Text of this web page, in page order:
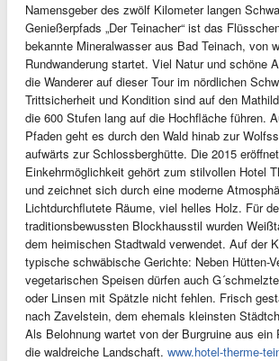
Namensgeber des zwölf Kilometer langen
Genießerpfads „Der Teinacher“ ist das
bekannte Mineralwasser aus Bad Teinach, von
Rundwanderung startet. Viel Natur und schöne
die Wanderer auf dieser Tour im nördlichen
Trittsicherheit und Kondition sind auf den
die 600 Stufen lang auf die Hochfläche führen.
Pfaden geht es durch den Wald hinab zur
aufwärts zur Schlossberghütte. Die 2015
Einkehrmöglichkeit gehört zum stilvollen Hotel
und zeichnet sich durch eine moderne
Lichtdurchflutete Räume, viel helles Holz. Für
traditionsbewussten Blockhausstil wurden
dem heimischen Stadtwald verwendet. Auf der
typische schwäbische Gerichte: Neben Hütten-
vegetarischen Speisen dürfen auch
oder Linsen mit Spätzle nicht fehlen. Frisch
nach Zavelstein, dem ehemals kleinsten
Als Belohnung wartet von der Burgruine aus ein
die waldreiche Landschaft. www.hotel-therme-